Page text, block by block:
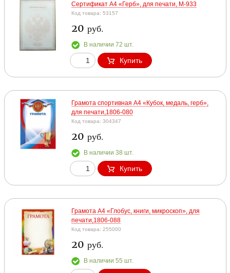
Сертификат А4 «Герб», для печати, М-933
Код товара: 53157
20 руб.
В наличии 72 шт.
Купить
Грамота спортивная А4 «Кубок, медаль, герб»,
для печати,1806-080
Код товара: 304347
20 руб.
В наличии 38 шт.
Купить
Грамота А4 «Глобус, книги, микроскоп», для
печати,1806-088
Код товара: 255000
20 руб.
В наличии 55 шт.